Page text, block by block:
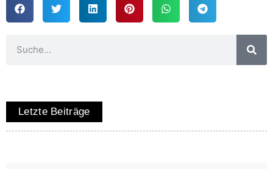
Letzte Beiträge